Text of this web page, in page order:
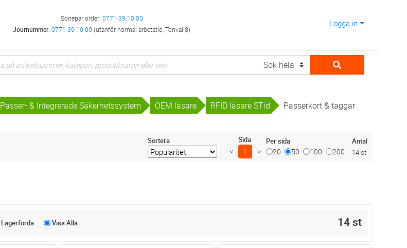
Sonepar order: 0771-39 10 00
Journummer:0771-39 10 00 (utanför normal arbetstid, Tonval 8)
Logga in
Passer- & Integrerade Säkerhetssystem OEM läsare RFID läsare STid Passerkort & taggar
Sortera Sida
< 1 >
Per sida
20 50 100 200
Antal
14 st
Lagerförda VisaAlla 14 st